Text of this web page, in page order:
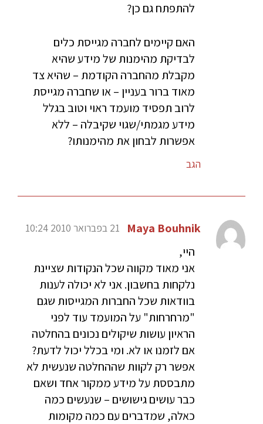
להתפתח גם כן?
האם קיימים לחברה מגייסת כלים
לבדיקת מהימנות של מידע שהיא
מקבלת מהחברה הקודמת – שהיא צד
מאוד ברור בעניין – או שחברה מגייסת
לרוב תפסיד מועמד ראוי וטוב בגלל
מידע מגמתי/שגוי שקיבלה – ללא
אפשרות לבחון את מהימנותו?
הגב
Maya Bouhnik 21 בפברואר 2010 10:24
היי,
אני מאוד מקווה שכל הנקודות שציינת
נלקחות בחשבון. אני לא יכולה לענות
בוודאות שכל החברות המגייסות שגם
"מרחרחות" על המועמד עוד לפני
הראיון עושות שיקולים נכונים בהחלטה
אם לזמנו או לא. ומי בכלל יכול לדעת?
אפשר רק לקוות שההחלטה שנעשית לא
מתבססת על מידע ממקור אחד ושאם
כבר עושים גישושים – שנעשים כמה
כאלה, שמדברים עם כמה מקומות